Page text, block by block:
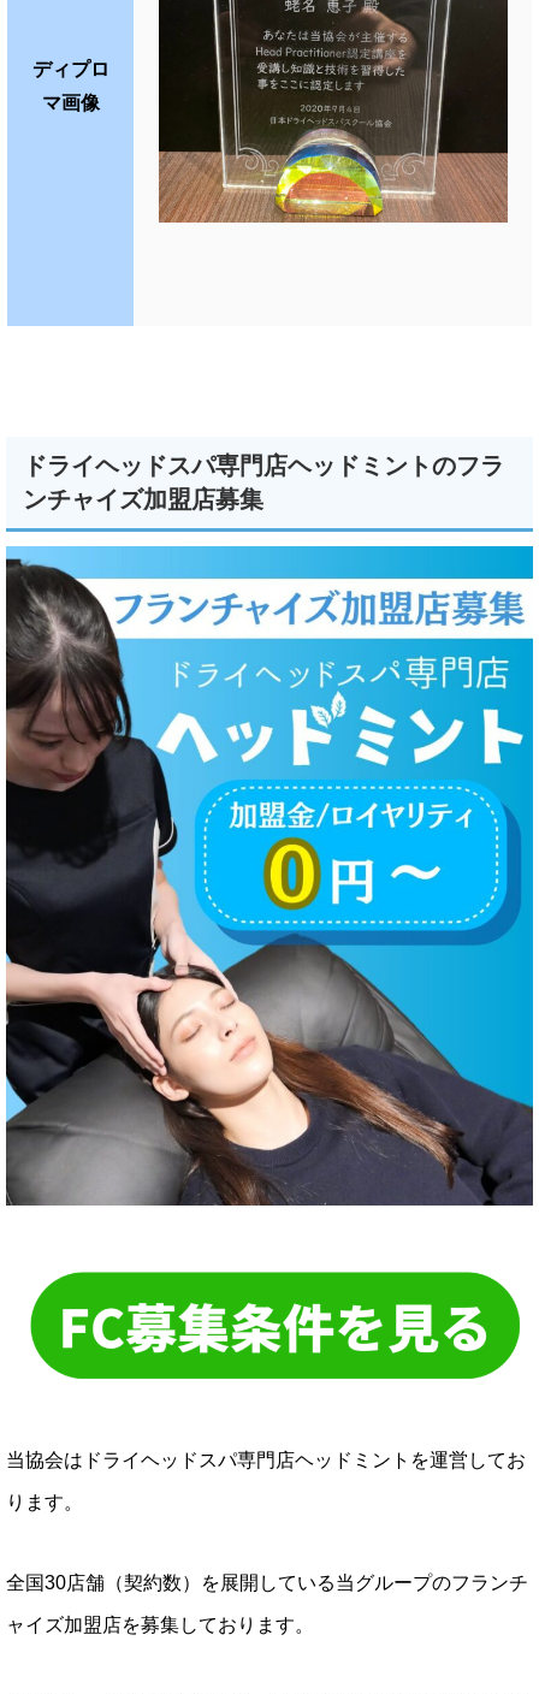
ディプロ
マ画像
ドライヘッドスパ専門店ヘッドミントのフラ
ンチャイズ加盟店募集
当協会はドライヘッドスパ専門店ヘッドミントを運営してお
ります。
全国30店舗（契約数）を展開している当グループのフランチ
ャイズ加盟店を募集しております。